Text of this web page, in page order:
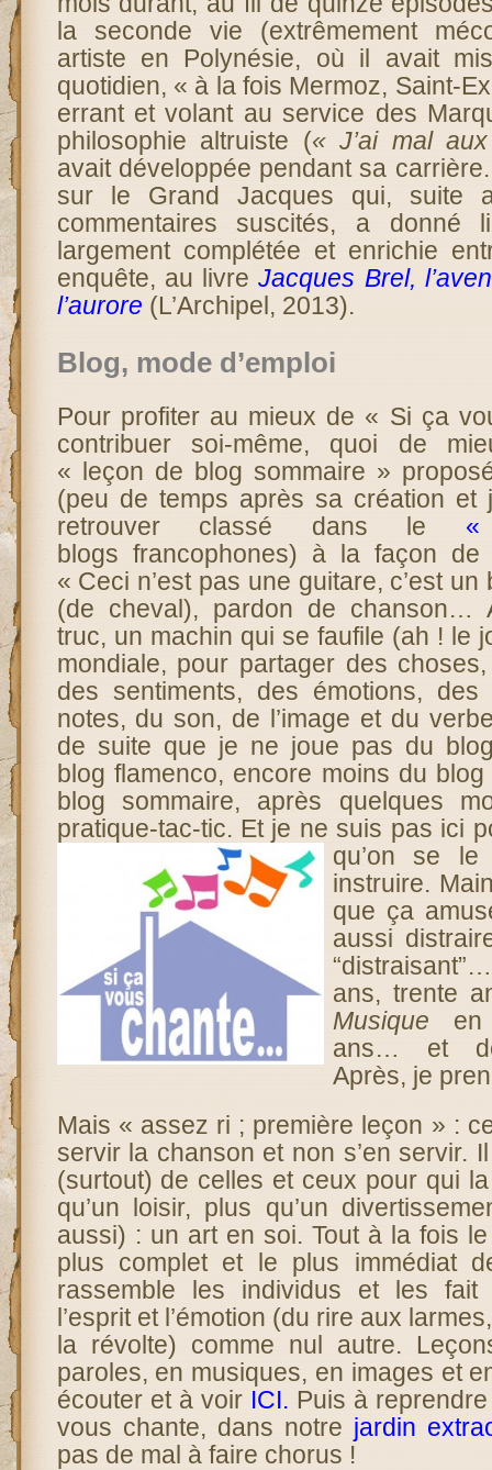
la seconde vie (extrêmement
artiste en Polynésie, où il avait
quotidien, « à la fois Mermoz, Saint-
errant et volant au service des
philosophie altruiste (« J’ai mal
avait développée pendant sa
sur le Grand Jacques qui, suite
commentaires suscités, a donné
largement complétée et enrichie
enquête, au livreJacques Brel,
l’aurore (L’Archipel, 2013).
Blog, mode d’emploi
Pour profiter au mieux de « Si ça
contribuer soi-même, quoi de
« leçon de blog sommaire »
(peu de temps après sa création et
retrouver classé dans le
blogs francophones) à la façon
« Ceci n’est pas une guitare, c’est
(de cheval), pardon de chanson…
truc, un machin qui se faufile (ah ! le
mondiale, pour partager des
des sentiments, des émotions, des
notes, du son, de l’image et du
de suite que je ne joue pas du
blog flamenco, encore moins du
blog sommaire, après quelques
pratique-tac-tic. Et je ne suis pas ici
qu’on se
instruire.
que ça
aussi
ans, trente
Musique
ans… et
Après, je
Mais « assez ri ; première leçon » :
servir la chanson et non s’en servir.
(surtout) de celles et ceux pour qui
qu’un loisir, plus qu’un
aussi) : un art en soi. Tout à la fois
plus complet et le plus immédiat
rassemble les individus et les fait
l’esprit et l’émotion (du rire aux
la révolte) comme nul autre.
paroles, en musiques, en images et
écouter et à voir ICI. Puis à
vous chante, dans notre jardin
pas de mal à faire chorus !